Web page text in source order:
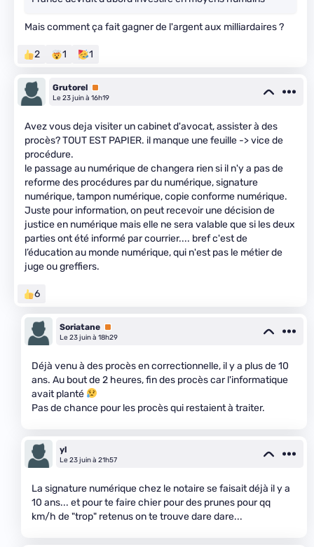
Mais comment ça fait gagner de l'argent aux milliardaires ?
2 1 1
Grutorel Premium
Le 23 juin à 16h19
Avez vous deja visiter un cabinet d'avocat, assister à des
procès? TOUT EST PAPIER. il manque une feuille -> vice de
procédure.
le passage au numérique de changera rien si il n'y a pas de
reforme des procédures par du numérique, signature
numérique, tampon numérique, copie conforme numérique.
Juste pour information, on peut recevoir une décision de
justice en numérique mais elle ne sera valable que si les deux
parties ont été informé par courrier.... bref c'est de
l’éducation au monde numérique, qui n'est pas le métier de
juge ou greffiers.
6
Soriatane Premium
Le 23 juin à 18h29
Déjà venu à des procès en correctionnelle, il y a plus de 10
ans. Au bout de 2 heures, fin des procès car l'informatique
avait planté
Pas de chance pour les procès qui restaient à traiter.
yl
Le 23 juin à 21h57
La signature numérique chez le notaire se faisait déjà il y a
10 ans... et pour te faire chier pour des prunes pour qq
km/h de "trop" retenus on te trouve dare dare...